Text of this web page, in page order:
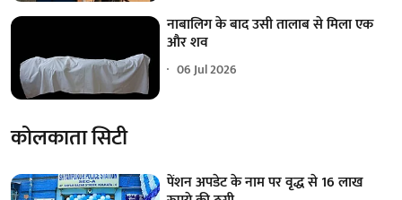
नाबालिग के बाद उसी तालाब से मिला एक
और शव
06 Jul 2026
कोलकाता सिटी
पेंशन अपडेट के नाम पर वृद्ध से 16 लाख